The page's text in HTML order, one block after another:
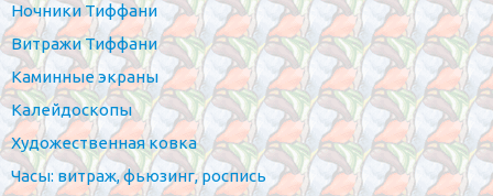
Ночники Тиффани
Витражи Тиффани
Каминные экраны
Калейдоскопы
Художественная ковка
Часы: витраж, фьюзинг, роспись